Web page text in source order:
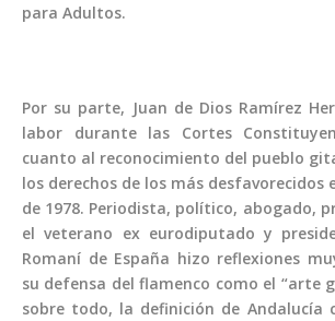
para Adultos.
Por su parte, Juan de Dios Ramírez
labor durante las Cortes
cuanto al reconocimiento del pueblo
los derechos de los más desfavorecidos
de 1978. Periodista, político, abogado,
el veterano ex eurodiputado y
Romaní de España hizo reflexiones
su defensa del flamenco como el “arte
sobre todo, la definición de Andalucía